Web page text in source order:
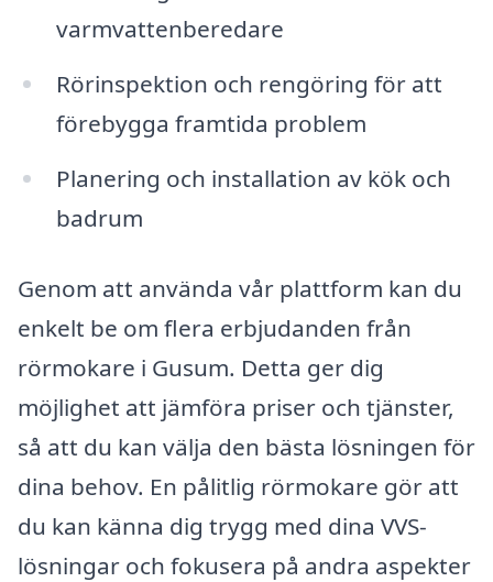
varmvattenberedare
Rörinspektion och rengöring för att
förebygga framtida problem
Planering och installation av kök och
badrum
Genom att använda vår plattform kan du
enkelt be om flera erbjudanden från
rörmokare i Gusum. Detta ger dig
möjlighet att jämföra priser och tjänster,
så att du kan välja den bästa lösningen för
dina behov. En pålitlig rörmokare gör att
du kan känna dig trygg med dina VVS-
lösningar och fokusera på andra aspekter